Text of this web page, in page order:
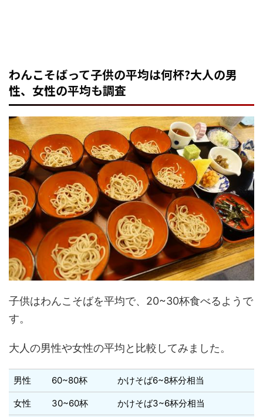
わんこそばって子供の平均は何杯?大人の男
性、女性の平均も調査
子供はわんこそばを平均で、20~30杯食べるようで
す。
大人の男性や女性の平均と比較してみました。
男性 60~80杯 かけそば6~8杯分相当
女性 30~60杯 かけそば3~6杯分相当